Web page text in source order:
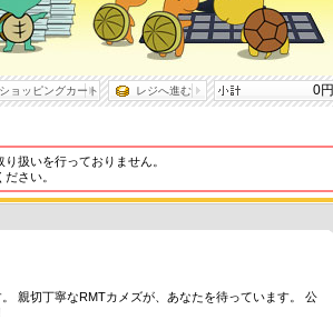
ショッピングカート レジへ進む 0円
扱いを行っておりません。
さい。
親切丁寧なRMTカメズが、あなたを待っています。 公